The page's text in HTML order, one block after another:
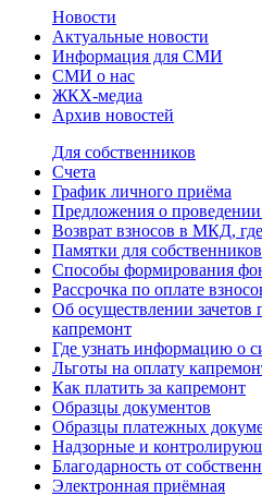
Новости
Актуальные новости
Информация для СМИ
СМИ о нас
ЖКХ-медиа
Архив новостей
Для собственников
Счета
График личного приёма
Предложения о
Возврат взносов в МКД,
Памятки для собственников
Способы формирования
Рассрочка по оплате
Об осуществлении зачетов
капремонт
Где узнать информацию о
Льготы на оплату
Как платить за капремонт
Образцы документов
Образцы платежных
Надзорные и
Благодарность от
Электронная приёмная